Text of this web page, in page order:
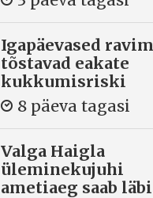
Igapäevased
tõstavad eakate
kukkumisriski
8 päeva tagasi
Valga Haigla
üleminekujuhi
ametiaeg saab läbi